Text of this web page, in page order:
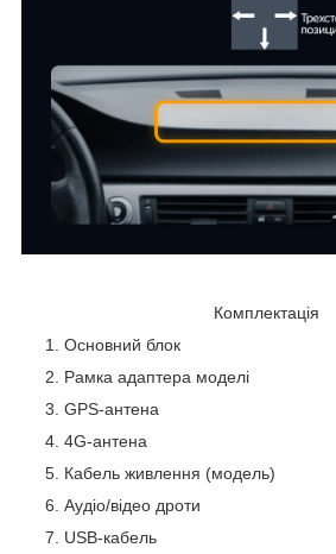
Комплектація
Основний блок
Рамка адаптера моделі
GPS-антена
4G-антена
Кабель живлення (модель)
Аудіо/відео дроти
USB-кабель